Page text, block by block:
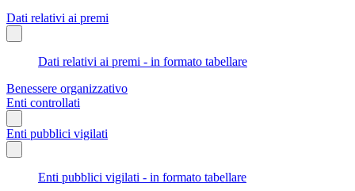
Dati relativi ai premi
Dati relativi ai premi - in formato tabellare
Benessere organizzativo
Enti controllati
Enti pubblici vigilati
Enti pubblici vigilati - in formato tabellare